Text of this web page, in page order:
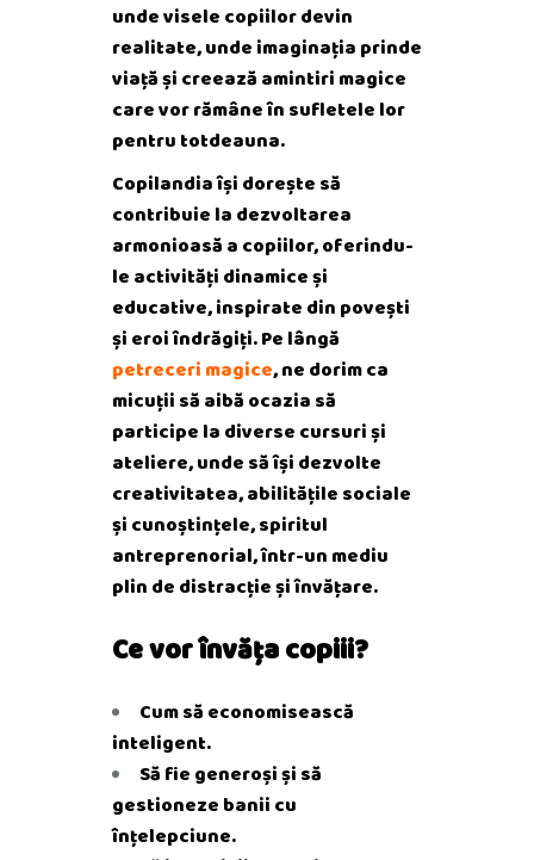
unde visele copiilor devin
realitate, unde imaginația prinde
viață și creează amintiri magice
care vor rămâne în sufletele lor
pentru totdeauna.
Copilandia își dorește să
contribuie la dezvoltarea
armonioasă a copiilor, oferindu-
le activități dinamice și
educative, inspirate din povești
și eroi îndrăgiți.Pe lângă
petreceri magice, ne dorim ca
micuții să aibă ocazia să
participe la diverse cursuri și
ateliere, unde să își dezvolte
creativitatea, abilitățile sociale
și cunoștințele, spiritul
antreprenorial, într-un mediu
plin de distracție și învățare.
Ce vor învăța copiii?
Cum să economisească
inteligent.
Să fie generoși și să
gestioneze banii cu
înțelepciune.